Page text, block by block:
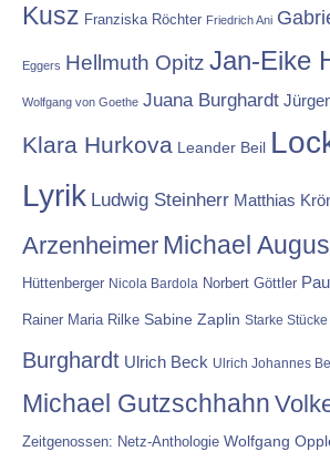
Kusz Franziska Röchter Friedrich Ani
Eggers Hellmuth Opitz Jan-Eike
Wolfgang von Goethe Juana Burghardt
Klara Hurkova Leander Beil
Lyrik Ludwig Steinherr Matthias
Arzenheimer Michael
Hüttenberger Nicola Bardola Norbert Göttler
Rainer Maria Rilke Sabine Zaplin Starke Stücke
Burghardt Ulrich Beck Ulrich Johannes
Michael Gutzschhahn
Zeitgenossen: Netz-Anthologie Wolfgang